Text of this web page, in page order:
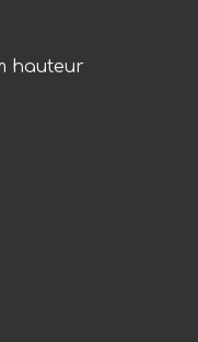
hauteur